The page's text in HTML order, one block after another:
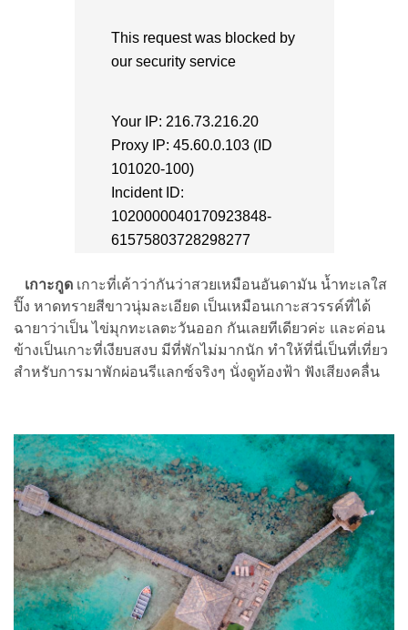
เกาะกูด เกาะที่เค้าว่ากันว่าสวยเหมือนอันดามัน น้ำทะเลใส
ปิ๊ง หาดทรายสีขาวนุ่มละเอียด เป็นเหมือนเกาะสวรรค์ที่ได้
ฉายาว่าเป็น ไข่มุกทะเลตะวันออก กันเลยทีเดียวค่ะ และค่อน
ข้างเป็นเกาะที่เงียบสงบ มีที่พักไม่มากนัก ทำให้ที่นี่เป็นที่เที่ยว
สำหรับการมาพักผ่อนรีแลกซ์จริงๆ นั่งดูท้องฟ้า ฟังเสียงคลื่น